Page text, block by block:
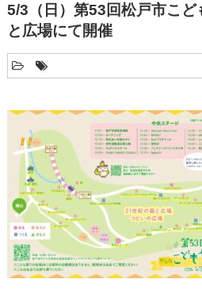
5/3（日）第53回松戸市こ
と広場にて開催